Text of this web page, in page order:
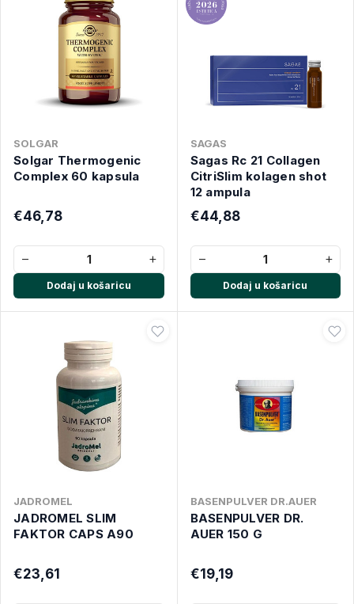
SOLGAR
Solgar Thermogenic
Complex 60 kapsula
€46,78
− +
Dodaj u košaricu
SAGAS
Sagas Rc 21 Collagen
CitriSlim kolagen shot
12 ampula
€44,88
− +
Dodaj u košaricu
JADROMEL
JADROMEL SLIM
FAKTOR CAPS A90
€23,61
BASENPULVER DR.AUER
BASENPULVER DR.
AUER 150 G
€19,19